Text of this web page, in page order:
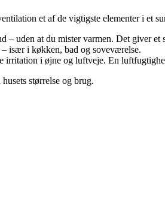
et af de vigtigste elementer i et
– uden at du mister varmen. Det giver et
især i køkken, bad og soveværelse.
i øjne og luftveje. En
størrelse og brug.